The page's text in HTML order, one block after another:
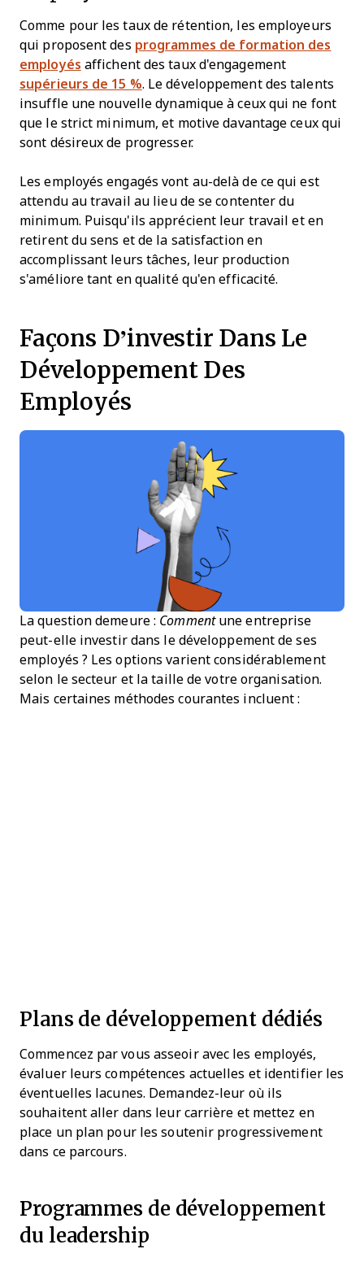
Comme pour les taux de rétention, les employeurs
qui proposent des programmes de formation des
employés affichent des taux d'engagement
supérieurs de 15 %. Le développement des talents
insuffle une nouvelle dynamique à ceux qui ne font
que le strict minimum, et motive davantage ceux qui
sont désireux de progresser.
Les employés engagés vont au-delà de ce qui est
attendu au travail au lieu de se contenter du
minimum. Puisqu'ils apprécient leur travail et en
retirent du sens et de la satisfaction en
accomplissant leurs tâches, leur production
s'améliore tant en qualité qu'en efficacité.
Façons D’investir Dans Le
Développement Des
Employés
La question demeure : Commentune entreprise
peut-elle investir dans le développement de ses
employés ? Les options varient considérablement
selon le secteur et la taille de votre organisation.
Mais certaines méthodes courantes incluent :
Plans de développement dédiés
Commencez par vous asseoir avec les employés,
évaluer leurs compétences actuelles et identifier les
éventuelles lacunes. Demandez-leur où ils
souhaitent aller dans leur carrière et mettez en
place un plan pour les soutenir progressivement
dans ce parcours.
Programmes de développement
du leadership